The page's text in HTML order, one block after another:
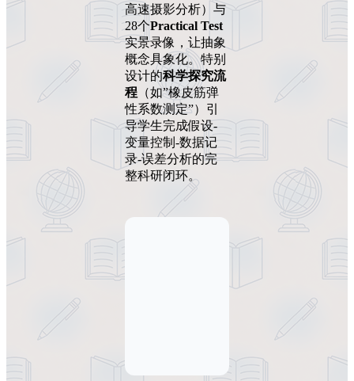
高速摄影分析）与
28个Practical Test
实景录像，让抽象
概念具象化。特别
设计的科学探究流
程 （如”橡皮筋弹
性系数测定”）引
导学生完成假设-
变量控制-数据记
录-误差分析的完
整科研闭环。